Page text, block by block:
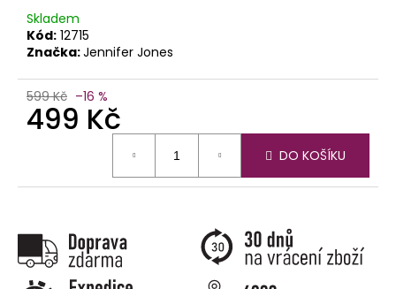
Skladem
Kód: 12715
Značka:Jennifer Jones
599 Kč –16 %
499 Kč
DO KOŠÍKU